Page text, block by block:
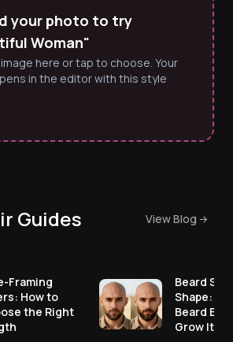
your photo to try
Woman"
here or tap to choose. Your
in the editor with this style
Guides View Blog
Framing
How to
the Right
Beard
Shape:
Beard
Grow It